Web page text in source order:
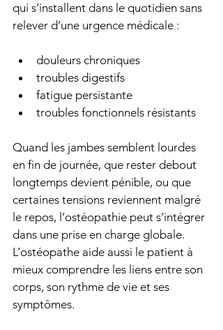
qui s’installent dans le quotidien sans
relever d’une urgence médicale :
douleurs chroniques
troubles digestifs
fatigue persistante
troubles fonctionnels résistants
Quand les jambes semblent lourdes
en fin de journée, que rester debout
longtemps devient pénible, ou que
certaines tensions reviennent malgré
le repos, l’ostéopathie peut s’intégrer
dans une prise en charge globale.
L’ostéopathe aide aussi le patient à
mieux comprendre les liens entre son
corps, son rythme de vie et ses
symptômes.